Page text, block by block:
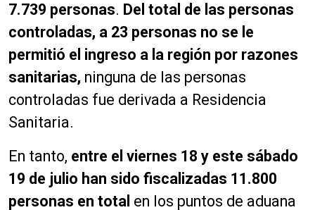
7.739 personas. Del total de las personas
controladas, a 23 personas no se le
permitió el ingreso a la región por razones
sanitarias, ninguna de las personas
controladas fue derivada a Residencia
Sanitaria.
En tanto, entre el viernes 18 y este sábado
19 de julio han sido fiscalizadas 11.800
personas en total en los puntos de aduana